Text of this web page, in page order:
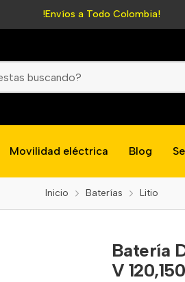
Batería De Litio Sunray Monobloque 25.6 V
!Envíos a Todo Colombia!
Movilidad eléctrica Blog
Inicio Baterías Litio
Batería
V